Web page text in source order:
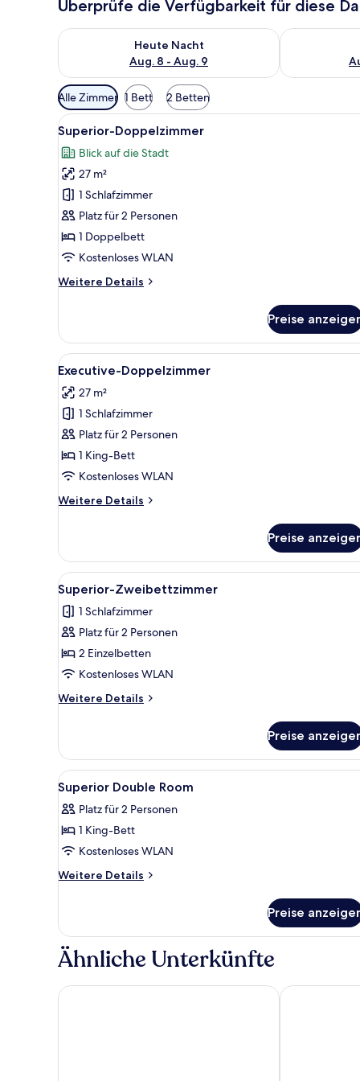
Überprüfe die Verfügbarkeit für diese
Heute Nacht
Aug. 8 - Aug. 9
Überprüfe die Verfügbarkeit für heute Nacht, Aug. 8
Überprüfe
Verfügbare
Filter
für
Zimmer
Alle Zimmer 1 Bett 2 Betten
Alle
Fotos
für
Superior-
Doppelzimmer
anzeigen
Ein modernes Hotelzimmer
15
Superior-Doppelzimmer
Blick auf die Stadt
27 m²
1 Schlafzimmer
Platz für 2 Personen
1 Doppelbett
Kostenloses WLAN
Weitere Details
Weitere
Doppelzimmer
Preise
Alle
Fotos
für
Executive-
Doppelzimmer
anzeigen
Ein modernes Hotelzimmer
12
Executive-Doppelzimmer
27 m²
1 Schlafzimmer
Platz für 2 Personen
1 King-Bett
Kostenloses WLAN
Weitere Details
Weitere
Doppelzimmer
Preise
Alle
Fotos
für
Superior-
Zweibettzimmer
anzeigen
Ein Hotelzimmer mit zwei
15
Superior-Zweibettzimmer
1 Schlafzimmer
Platz für 2 Personen
2 Einzelbetten
Kostenloses WLAN
Weitere Details
Weitere
Zweibettzimmer
Preise
Alle
Fotos
für
Superior
Double
Room
Zimmersafe, Schreibtisch,
14
Superior Double Room
Platz für 2 Personen
1 King-Bett
Kostenloses WLAN
Weitere Details
Weitere
Double
Room
Preise
Ähnliche Unterkünfte
Aspery Hotel My Hotel